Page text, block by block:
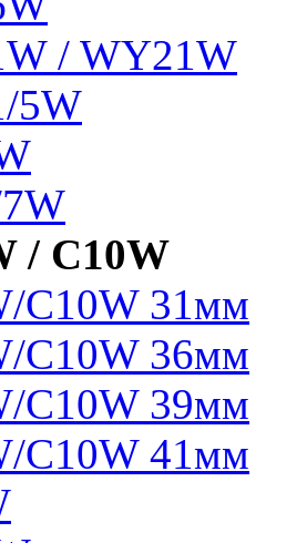
/ WY21W
5W
/ C10W
C10W 31мм
C10W 36мм
C10W 39мм
C10W 41мм